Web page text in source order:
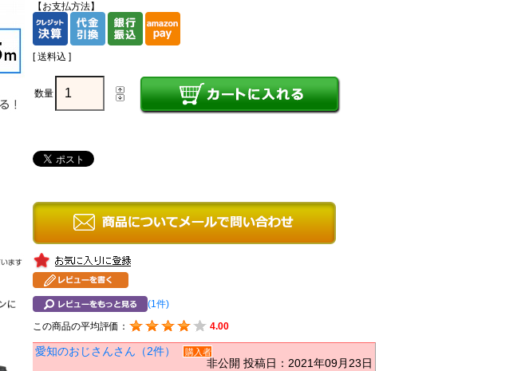
【お支払方法】
[ 送料込 ]
数量
(1件)
この商品の平均評価： 4.00
愛知のおじさんさん（2件） 購入者
非公開 投稿日：2021年09月23日